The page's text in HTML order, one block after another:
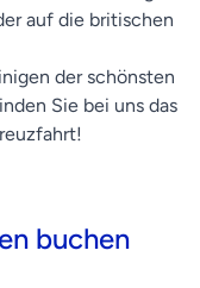
auf die britischen
der schönsten
Sie bei uns das
buchen